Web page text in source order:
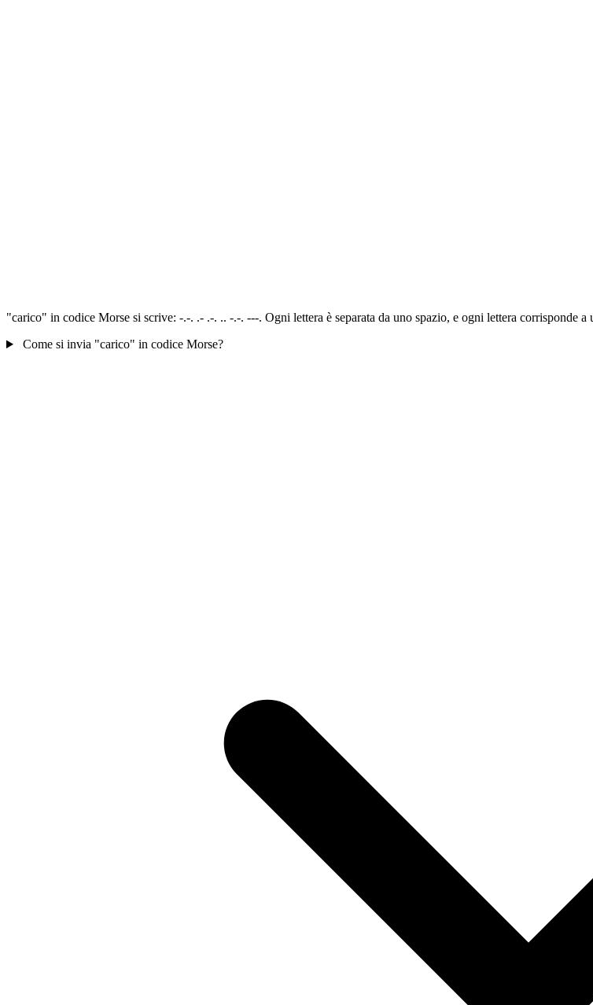
"carico" in codice Morse si scrive: -.-. .- .-. .. -.-. ---. Ogni lettera è separata da uno spazio, e ogni lettera corrisponde
Come si invia "carico" in codice Morse?